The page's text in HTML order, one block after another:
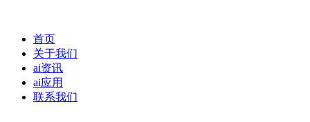
首页
关于我们
ai资讯
ai应用
联系我们